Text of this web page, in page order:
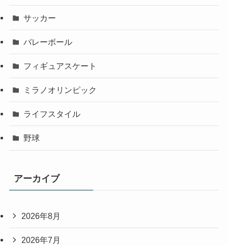
サッカー
バレーボール
フィギュアスケート
ミラノオリンピック
ライフスタイル
野球
アーカイブ
2026年8月
2026年7月